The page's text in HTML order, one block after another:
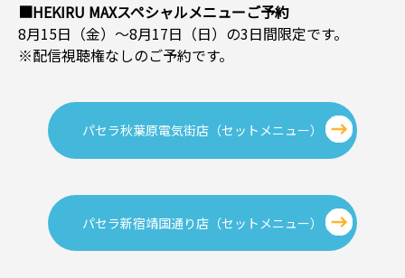
■HEKIRU MAXスペシャルメニューご予約
8月15日（金）～8月17日（日）の3日間限定です。
※配信視聴権なしのご予約です。
パセラ秋葉原電気街店（セットメニュー）
パセラ新宿靖国通り店（セットメニュー）